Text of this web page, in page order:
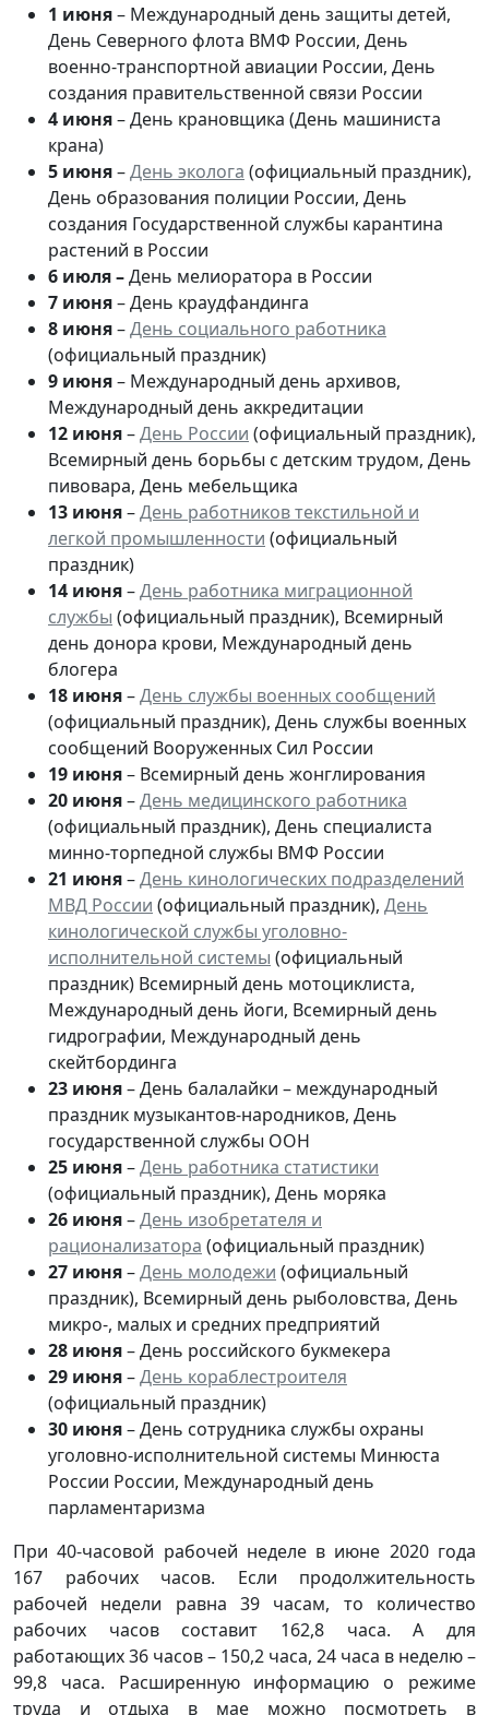
1 июня– Международный день защиты детей,
День Северного флота ВМФ России, День
военно-транспортной авиации России, День
создания правительственной связи России
4 июня– День крановщика (День машиниста
крана)
5 июня–День эколога (официальный праздник),
День образования полиции России, День
создания Государственной службы карантина
растений в России
6 июля –День мелиоратора в России
7 июня– День краудфандинга
8 июня–День социального работника
(официальный праздник)
9 июня– Международный день архивов,
Международный день аккредитации
12 июня–День России (официальный праздник),
Всемирный день борьбы с детским трудом, День
пивовара, День мебельщика
13 июня–День работников текстильной и
легкой промышленности (официальный
праздник)
14 июня–День работника миграционной
службы (официальный праздник), Всемирный
день донора крови, Международный день
блогера
18 июня–День службы военных сообщений
(официальный праздник), День службы военных
сообщений Вооруженных Сил России
19 июня– Всемирный день жонглирования
20 июня–День медицинского работника
(официальный праздник), День специалиста
минно-торпедной службы ВМФ России
21 июня–День кинологических подразделений
МВД России (официальный праздник), День
кинологической службы уголовно-
исполнительной системы (официальный
праздник) Всемирный день мотоциклиста,
Международный день йоги, Всемирный день
гидрографии, Международный день
скейтбординга
23 июня– День балалайки – международный
праздник музыкантов-народников, День
государственной службы ООН
25 июня–День работника статистики
(официальный праздник), День моряка
26 июня–День изобретателя и
рационализатора (официальный праздник)
27 июня–День молодежи (официальный
праздник), Всемирный день рыболовства, День
микро-, малых и средних предприятий
28 июня– День российского букмекера
29 июня–День кораблестроителя
(официальный праздник)
30 июня– День сотрудника службы охраны
уголовно-исполнительной системы Минюста
России России, Международный день
парламентаризма
При 40-часовой рабочей неделе в июне 2020 года
167 рабочих часов. Если продолжительность
рабочей недели равна 39 часам, то количество
рабочих часов составит 162,8 часа. А для
работающих 36 часов – 150,2 часа, 24 часа в неделю –
99,8 часа. Расширенную информацию о режиме
труда и отдыха в мае можно посмотреть в